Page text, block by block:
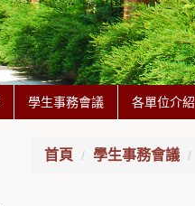
學生事務會議 各單位介紹
首頁 學生事務會議